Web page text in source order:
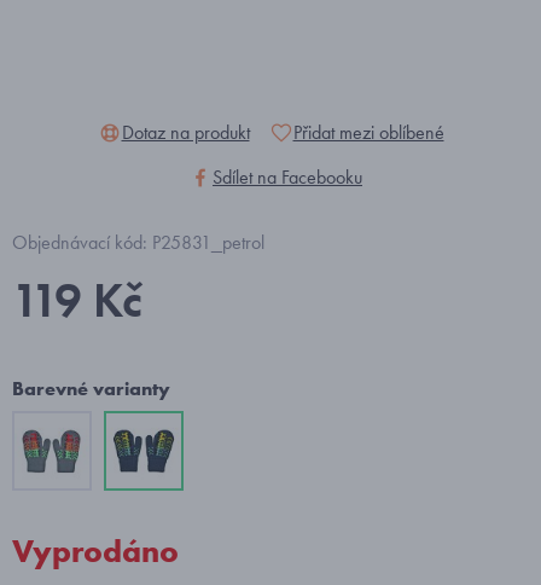
Dotaz na produkt
Přidat mezi oblíbené
Sdílet na Facebooku
Objednávací kód: P25831_petrol
119 Kč
Barevné varianty
Vyprodáno